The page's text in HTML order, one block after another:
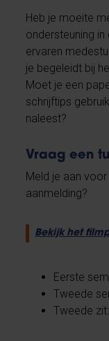
Heb je moeite
ondersteuning
ervaren
je begeleidt bij
Moet je een
schrijftips
naleest?
Vraag een
Meld je aan
aanmelding?
Bekijk het
Eerste
Tweede
Tweede